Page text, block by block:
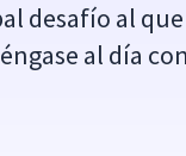
desafío al
al día